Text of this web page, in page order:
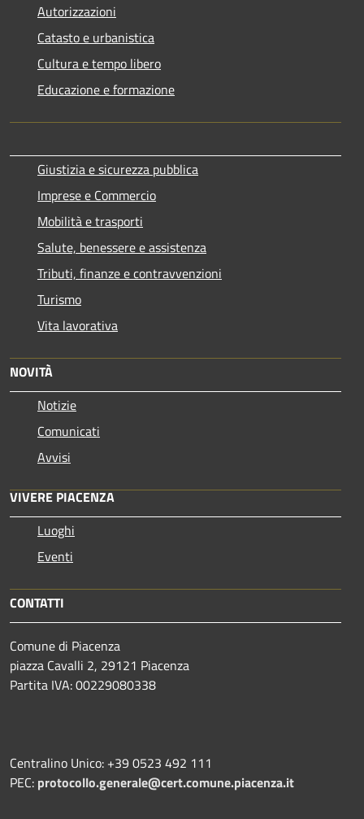
Autorizzazioni
Catasto e urbanistica
Cultura e tempo libero
Educazione e formazione
Giustizia e sicurezza pubblica
Imprese e Commercio
Mobilità e trasporti
Salute, benessere e assistenza
Tributi, finanze e contravvenzioni
Turismo
Vita lavorativa
NOVITÀ
Notizie
Comunicati
Avvisi
VIVERE PIACENZA
Luoghi
Eventi
CONTATTI
Comune di Piacenza
piazza Cavalli 2, 29121 Piacenza
Partita IVA: 00229080338
Centralino Unico: +39 0523 492 111
PEC: protocollo.generale@cert.comune.piacenza.it